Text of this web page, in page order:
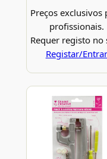
Preços exclusivos
profissionais.
Requer registo no
Registar/Entrar